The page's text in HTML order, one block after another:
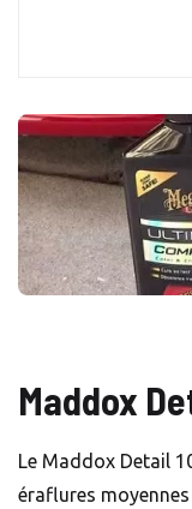
Maddox
Le Maddox Detail
éraflures